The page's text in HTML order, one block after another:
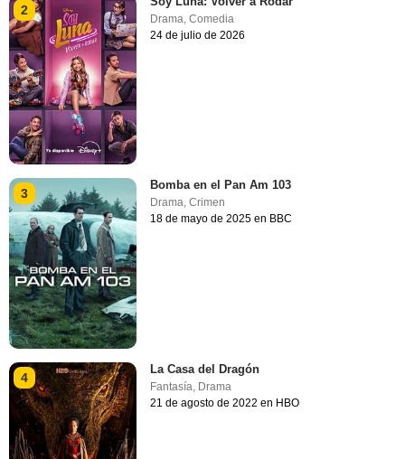
2
Drama,Comedia
24 de julio de 2026
3
Bomba en el Pan Am 103
Drama,Crimen
18 de mayo de 2025 en BBC
4
La Casa del Dragón
Fantasía Drama
21 de agosto de 2022 en HBO